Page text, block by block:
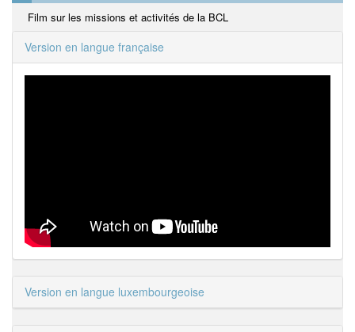
Film sur les missions et activités de la BCL
Version en langue française
Version en langue luxembourgeoise